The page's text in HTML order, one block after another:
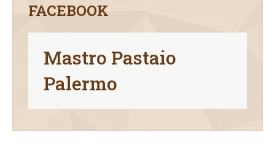
FACEBOOK
Mastro Pastaio
Palermo